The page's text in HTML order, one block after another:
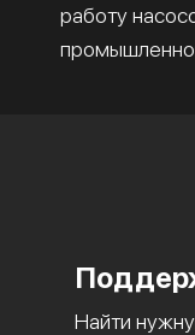
работу
Найти